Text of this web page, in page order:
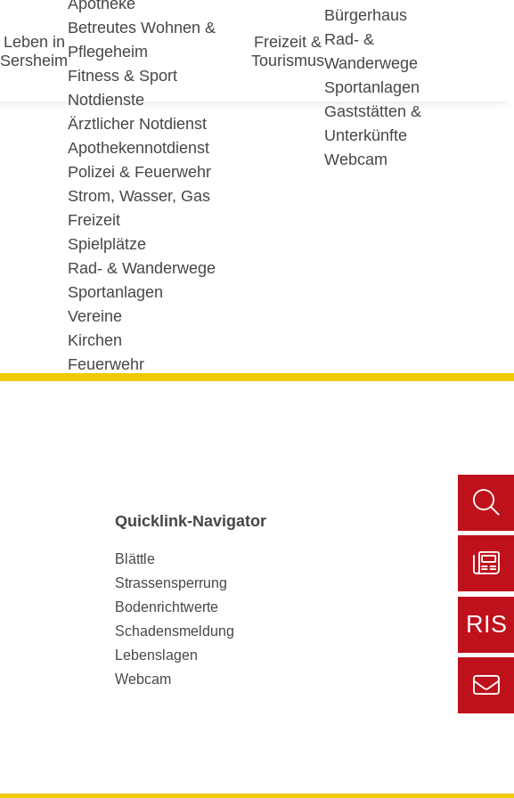
Leben in
Sersheim
Betreutes Wohnen &
Pflegeheim
Fitness & Sport
Notdienste
Ärztlicher Notdienst
Apothekennotdienst
Polizei & Feuerwehr
Strom, Wasser, Gas
Freizeit
Spielplätze
Rad- & Wanderwege
Sportanlagen
Vereine
Kirchen
Feuerwehr
Freizeit &
Tourismus
Bürgerhaus
Rad- &
Wanderwege
Sportanlagen
Gaststätten &
Unterkünfte
Webcam
Quicklink-Navigator
Blättle
Strassensperrung
Bodenrichtwerte
Schadensmeldung
Lebenslagen
Webcam
Zu
RIS
Seite